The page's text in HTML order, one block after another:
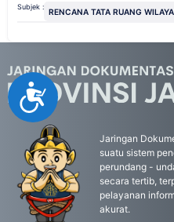
Accessibility
Subjek : RENCANA TATA RUANG
Jaringan
suatu sistem
perundang -
secara tertib,
pelayanan
akurat.